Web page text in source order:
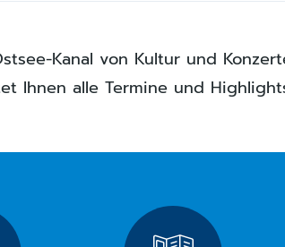
Kanal von Kultur und
Ihnen alle Termine und